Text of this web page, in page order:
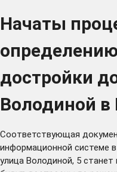
Начаты
достройки
Володиной в
Соответствующая
информационной системе
улица Володиной, 5